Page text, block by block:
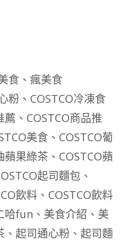
食、 瘋美食
粉、 COSTCO冷凍食
薦 、 COSTCO商品推
美食 、 COSTCO葡
蘋果綠茶 、 COSTCO蘋
起司麵包 、
飲料 、 COSTCO飲料
哈fun 、 美食介紹 、 美
、 起司通心粉 、 起司麵